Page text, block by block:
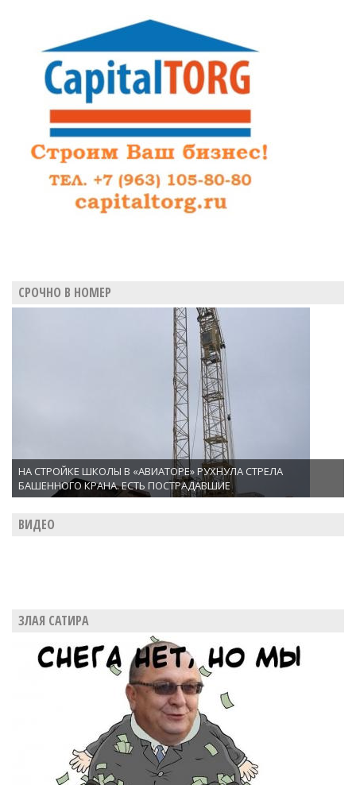
Горном
вынесут
на
суд
общественности
СРОЧНО В НОМЕР
НА СТРОЙКЕ ШКОЛЫ В «АВИАТОРЕ» РУХНУЛА СТРЕЛА
БАШЕННОГО КРАНА. ЕСТЬ ПОСТРАДАВШИЕ
ВИДЕО
ЗЛАЯ САТИРА